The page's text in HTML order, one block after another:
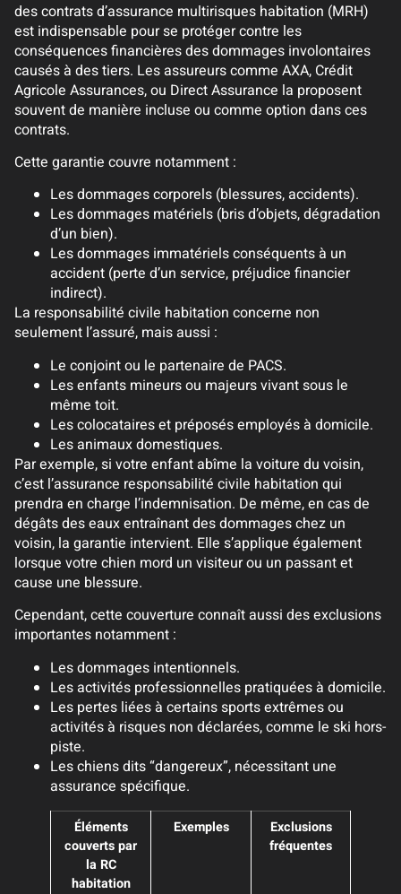
des contrats d’assurance multirisques habitation (MRH)
est indispensable pour se protéger contre les
conséquences financières des dommages involontaires
causés à des tiers. Les assureurs comme AXA, Crédit
Agricole Assurances, ou Direct Assurance la proposent
souvent de manière incluse ou comme option dans ces
contrats.
Cette garantie couvre notamment :
Les dommages corporels (blessures, accidents).
Les dommages matériels (bris d’objets, dégradation
d’un bien).
Les dommages immatériels conséquents à un
accident (perte d’un service, préjudice financier
indirect).
La responsabilité civile habitation concerne non
seulement l’assuré, mais aussi :
Le conjoint ou le partenaire de PACS.
Les enfants mineurs ou majeurs vivant sous le
même toit.
Les colocataires et préposés employés à domicile.
Les animaux domestiques.
Par exemple, si votre enfant abîme la voiture du voisin,
c’est l’assurance responsabilité civile habitation qui
prendra en charge l’indemnisation. De même, en cas de
dégâts des eaux entraînant des dommages chez un
voisin, la garantie intervient. Elle s’applique également
lorsque votre chien mord un visiteur ou un passant et
cause une blessure.
Cependant, cette couverture connaît aussi des exclusions
importantes notamment :
Les dommages intentionnels.
Les activités professionnelles pratiquées à domicile.
Les pertes liées à certains sports extrêmes ou
activités à risques non déclarées, comme le ski hors-
piste.
Les chiens dits “dangereux”, nécessitant une
assurance spécifique.
Éléments
couverts par
la RC
habitation
Exemples
Exclusions
fréquentes